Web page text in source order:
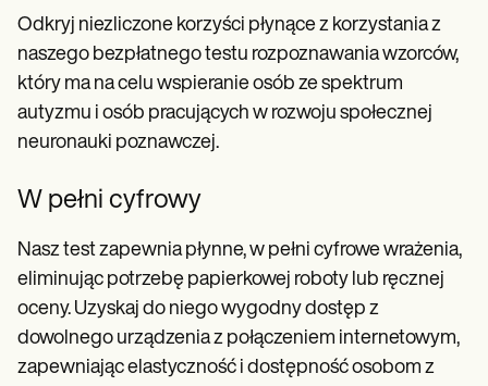
Odkryj niezliczone korzyści płynące z korzystania z
naszego bezpłatnego testu rozpoznawania wzorców,
który ma na celu wspieranie osób ze spektrum
autyzmu i osób pracujących w rozwoju społecznej
neuronauki poznawczej.
W pełni cyfrowy
Nasz test zapewnia płynne, w pełni cyfrowe wrażenia,
eliminując potrzebę papierkowej roboty lub ręcznej
oceny. Uzyskaj do niego wygodny dostęp z
dowolnego urządzenia z połączeniem internetowym,
zapewniając elastyczność i dostępność osobom z